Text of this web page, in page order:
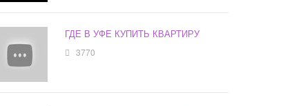
ГДЕ В УФЕ КУПИТЬ КВАРТИРУ
3770